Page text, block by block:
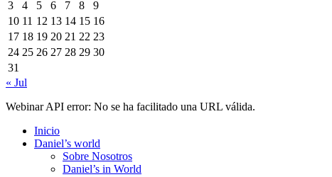
3
4 5 6 7 8
9
10 11 12 13 14 15 16
17 18 19 20 21 22 23
24 25 26 27 28 29 30
31
« Jul
Webinar API error: No se ha facilitado una URL válida.
Inicio
Daniel’s world
Sobre Nosotros
Daniel’s in World